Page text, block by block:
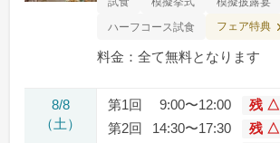
ハーフコース試食
フェア特典
料金：全て無料となります
8/8
（土）
第1回 9:00〜12:00
残 △
第2回
14:30〜17:30
残 △